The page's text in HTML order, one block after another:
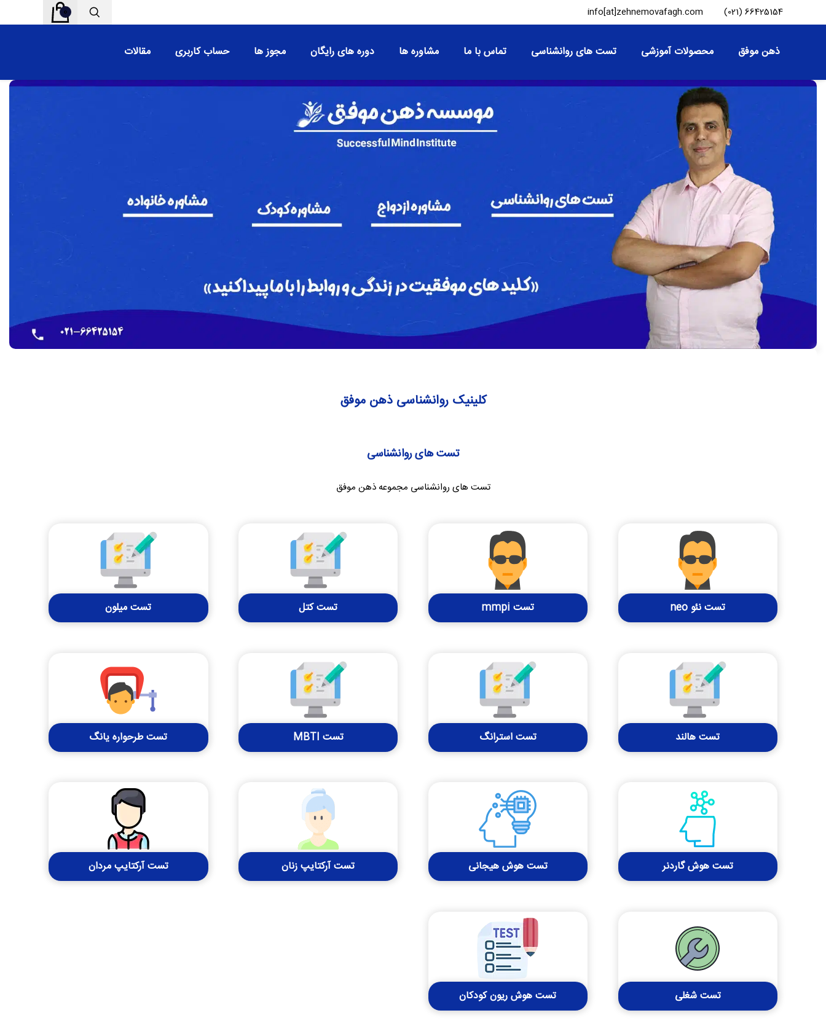
66425154 (021)
info[at]zehnemovafagh.com
0
ذهن موفق محصولات آموزشی تست های روانشناسی تماس با ما مشاوره ها دوره های رایگان مجوز ها حساب کاربری مقالات
کلینیک روانشناسی ذهن موفق
تست های روانشناسی
تست های روانشناسی مجموعه ذهن موفق
تست نئو neo تست mmpi تست کتل تست میلون
تست هالند تست استرانگ تست MBTI تست طرحواره یانگ
تست هوش گاردنر تست هوش هیجانی تست آرکتایپ زنان تست آرکتایپ مردان
تست شغلی تست هوش ریون کودکان